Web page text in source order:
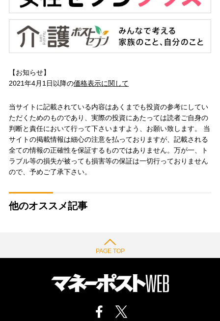
【お知らせ】
2021年4月1日以降の価格表示に関して
当サイトに記載されている内容はあくまでも投資の参考にしてい
ただくためのものであり、実際の投資にあたっては読者ご自身の
判断と責任において行って下さいますよう、お願い致します。 当
サイトの掲載情報は細心の注意を払っておりますが、記載される
全ての情報の正確性を保証するものではありません。万が一、ト
ラブル等の損失が被っても損害等の保証は一切行っておりません
ので、予めご了承下さい。
他のオススメ記事
PAGE TOP